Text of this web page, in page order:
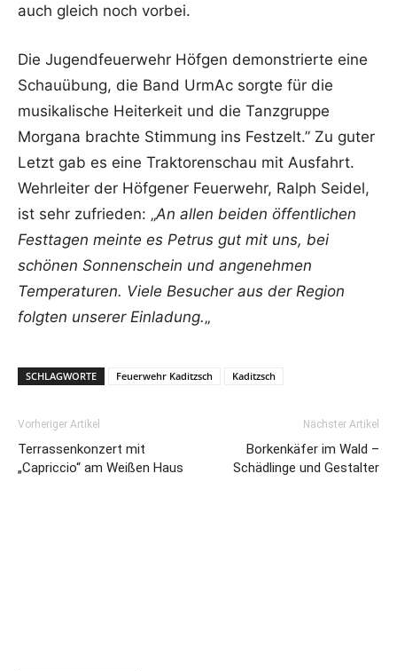
auch gleich noch vorbei.
Die Jugendfeuerwehr Höfgen demonstrierte eine
Schauübung, die Band UrmAc sorgte für die
musikalische Heiterkeit und die Tanzgruppe
Morgana brachte Stimmung ins Festzelt.” Zu guter
Letzt gab es eine Traktorenschau mit Ausfahrt.
Wehrleiter der Höfgener Feuerwehr, Ralph Seidel,
ist sehr zufrieden: „An allen beiden öffentlichen
Festtagen meinte es Petrus gut mit uns, bei
schönen Sonnenschein und angenehmen
Temperaturen. Viele Besucher aus der Region
folgten unserer Einladung.„
SCHLAGWORTE Feuerwehr Kaditzsch Kaditzsch
Vorheriger Artikel
Terrassenkonzert mit
„Capriccio“ am Weißen Haus
Nächster Artikel
Borkenkäfer im Wald –
Schädlinge und Gestalter